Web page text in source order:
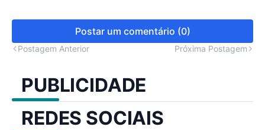
Postar um comentário (0)
Postagem Anterior Próxima Postagem
PUBLICIDADE
REDES SOCIAIS